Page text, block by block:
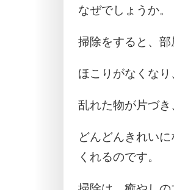
なぜでしょうか。
掃除をすると、部
ほこりがなくなり
乱れた物が片づき
どんどんきれい
くれるのです。